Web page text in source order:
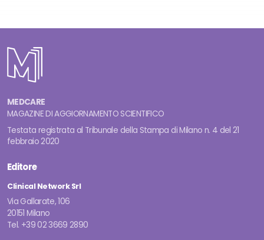
MEDCARE
MAGAZINE DI AGGIORNAMENTO SCIENTIFICO
Testata registrata al Tribunale della Stampa di Milano n. 4 del 21
febbraio 2020
Editore
Clinical Network Srl
Via Gallarate, 106
20151 Milano
Tel. +39 02 3669 2890